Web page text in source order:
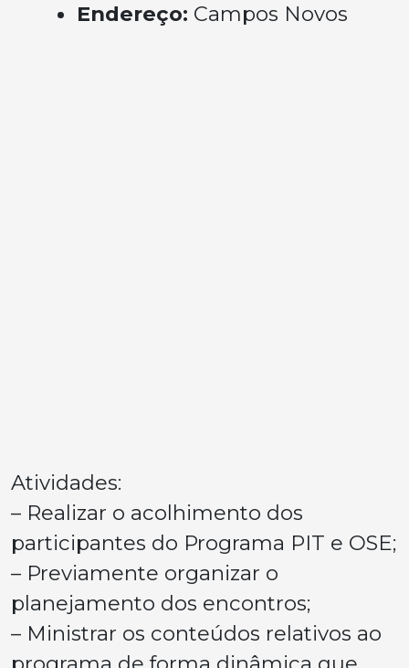
Endereço: Campos Novos
Atividades:
– Realizar o acolhimento dos
participantes do Programa PIT e OSE;
– Previamente organizar o
planejamento dos encontros;
– Ministrar os conteúdos relativos ao